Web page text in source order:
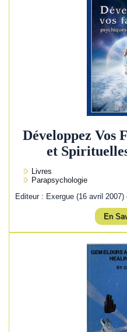
Développez Vos
et
Livres
Parapsychologie
Editeur : Exergue (16 avril
En